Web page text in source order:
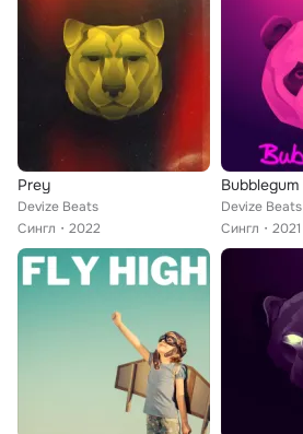
Prey
Devize Beats
Сингл
2022
Bubblegum
Devize Beats
Сингл
2021